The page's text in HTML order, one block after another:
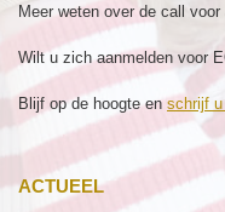
ACTUEEL
Meer weten over de call
Wilt u zich aanmelden voor
Blijf op de hoogte en schrijf u